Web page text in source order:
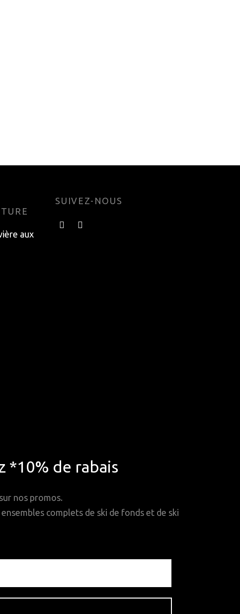
aux
SUIVEZ-NOUS
*10% de rabais
nos promos.
complets de ski de fonds et de ski